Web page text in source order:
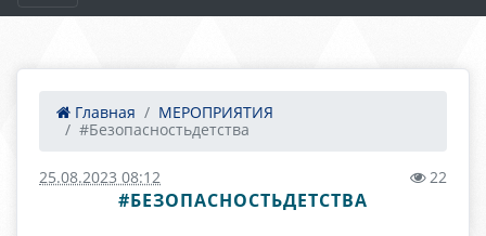
Главная
МЕРОПРИЯТИЯ
#Безопасностьдетства
25.08.2023 08:12 22
#БЕЗОПАСНОСТЬДЕТСТВА